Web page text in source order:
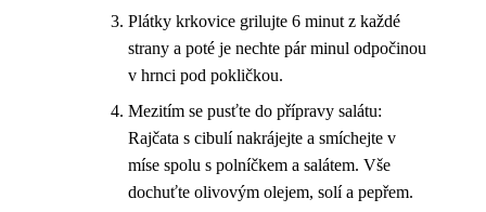
Plátky krkovice grilujte 6 minut z každé
strany a poté je nechte pár minul odpočinou
v hrnci pod pokličkou.
Mezitím se pusťte do přípravy salátu:
Rajčata s cibulí nakrájejte a smíchejte v
míse spolu s polníčkem a salátem. Vše
dochuťte olivovým olejem, solí a pepřem.